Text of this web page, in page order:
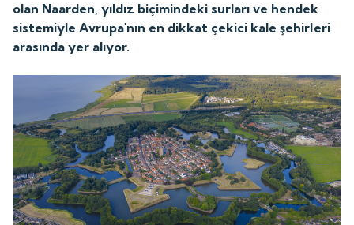
olan Naarden, yıldız biçimindeki surları ve hendek
sistemiyle Avrupa'nın en dikkat çekici kale şehirleri
arasında yer alıyor.